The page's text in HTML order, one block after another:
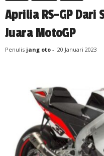
Aprilia RS-GP Dari
Juara MotoGP
Penulis jang oto - 20 Januari 2023